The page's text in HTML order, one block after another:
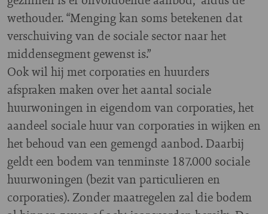
wethouder. “Menging kan soms betekenen dat
verschuiving van de sociale sector naar het
middensegment gewenst is.”
Ook wil hij met corporaties en huurders
afspraken maken over het aantal sociale
huurwoningen in eigendom van corporaties, het
aandeel sociale huur van corporaties in wijken en
het behoud van een gemengd aanbod. Daarbij
geldt een bodem van tenminste 187.000 sociale
huurwoningen (bezit van particulieren en
corporaties). Zonder maatregelen zal die bodem